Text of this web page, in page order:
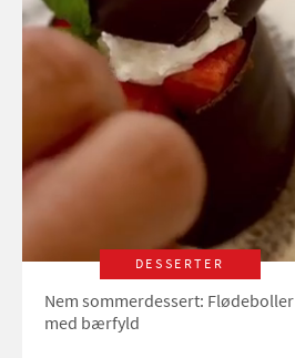
DESSERTER
Nem sommerdessert: Flødeboller
med bærfyld